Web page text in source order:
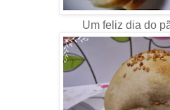
Um feliz dia do